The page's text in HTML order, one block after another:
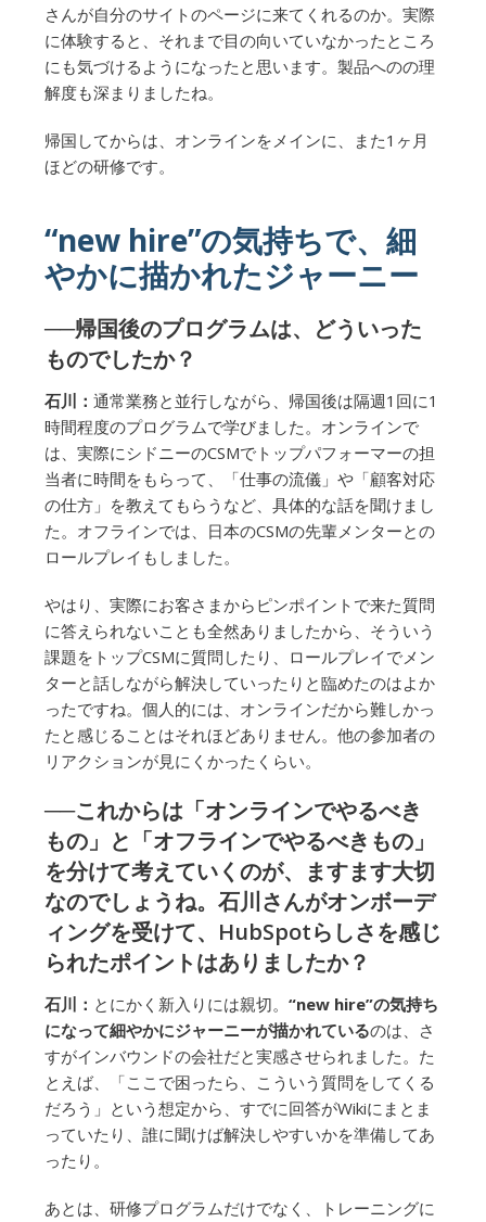
さんが自分のサイトのページに来てくれるのか。実際
に体験すると、それまで目の向いていなかったところ
にも気づけるようになったと思います。製品へのの理
解度も深まりましたね。
帰国してからは、オンラインをメインに、また1ヶ月
ほどの研修です。
“new hire”の気持ちで、細
やかに描かれたジャーニー
──帰国後のプログラムは、どういった
ものでしたか？
石川： 通常業務と並行しながら、帰国後は隔週1回に1
時間程度のプログラムで学びました。オンラインで
は、実際にシドニーのCSMでトップパフォーマーの担
当者に時間をもらって、「仕事の流儀」や「顧客対応
の仕方」を教えてもらうなど、具体的な話を聞けまし
た。オフラインでは、日本のCSMの先輩メンターとの
ロールプレイもしました。
やはり、実際にお客さまからピンポイントで来た質問
に答えられないことも全然ありましたから、そういう
課題をトップCSMに質問したり、ロールプレイでメン
ターと話しながら解決していったりと臨めたのはよか
ったですね。個人的には、オンラインだから難しかっ
たと感じることはそれほどありません。他の参加者の
リアクションが見にくかったくらい。
──これからは「オンラインでやるべき
もの」と「オフラインでやるべきもの」
を分けて考えていくのが、ますます大切
なのでしょうね。石川さんがオンボーデ
ィングを受けて、HubSpotらしさを感じ
られたポイントはありましたか？
石川： とにかく新入りには親切。 “new hire”の気持ち
になって細やかにジャーニーが描かれているのは、さ
すがインバウンドの会社だと実感させられました。た
とえば、「ここで困ったら、こういう質問をしてくる
だろう」という想定から、すでに回答がWikiにまとま
っていたり、誰に聞けば解決しやすいかを準備してあ
ったり。
あとは、研修プログラムだけでなく、トレーニングに